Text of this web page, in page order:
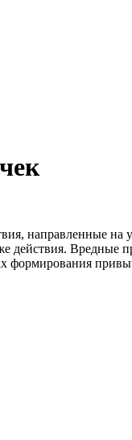
направленные на
действия. Вредные
формирования